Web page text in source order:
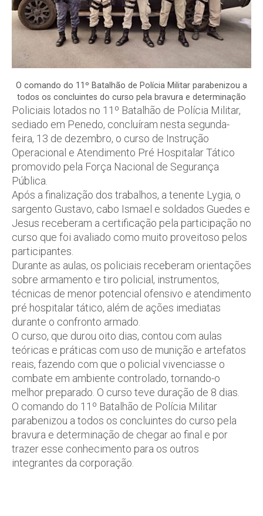
O comando do 11º Batalhão de Polícia Militar parabenizou a
todos os concluintes do curso pela bravura e determinação
Policiais lotados no 11º Batalhão de Polícia Militar,
sediado em Penedo, concluíram nesta segunda-
feira, 13 de dezembro, o curso de Instrução
Operacional e Atendimento Pré Hospitalar Tático
promovido pela Força Nacional de Segurança
Pública.
Após a finalização dos trabalhos, a tenente Lygia, o
sargento Gustavo, cabo Ismael e soldados Guedes e
Jesus receberam a certificação pela participação no
curso que foi avaliado como muito proveitoso pelos
participantes.
Durante as aulas, os policiais receberam orientações
sobre armamento e tiro policial, instrumentos,
técnicas de menor potencial ofensivo e atendimento
pré hospitalar tático, além de ações imediatas
durante o confronto armado.
O curso, que durou oito dias, contou com aulas
teóricas e práticas com uso de munição e artefatos
reais, fazendo com que o policial vivenciasse o
combate em ambiente controlado, tornando-o
melhor preparado. O curso teve duração de 8 dias.
O comando do 11º Batalhão de Polícia Militar
parabenizou a todos os concluintes do curso pela
bravura e determinação de chegar ao final e por
trazer esse conhecimento para os outros
integrantes da corporação.